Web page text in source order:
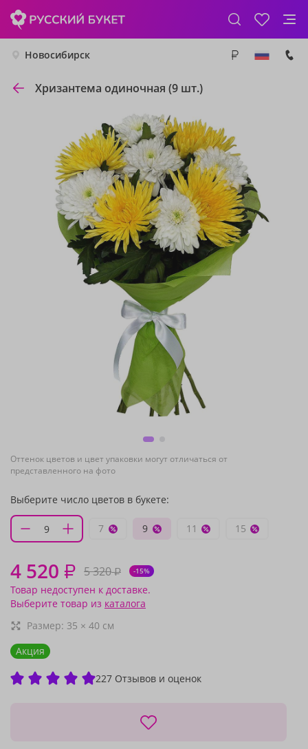
Новосибирск
Хризантема одиночная (9 шт.)
Оттенок цветов и цвет упаковки могут отличаться от
представленного на фото
Выберите число цветов в букете:
7 9 11 15
4 520 ₽ 5 320₽ -15%
Товар недоступен к доставке.
Выберите товар из каталога
Размер: 35 × 40 см
Акция
227 Отзывов и оценок